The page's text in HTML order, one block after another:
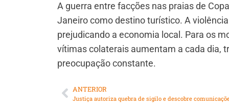
A guerra entre facções nas praias de
Janeiro como destino turístico. A
prejudicando a economia local. Para os
vítimas colaterais aumentam a cada dia,
preocupação constante.
ANTERIOR